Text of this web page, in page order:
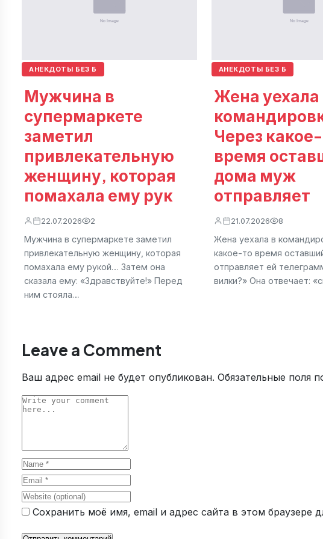
АНЕКДОТЫ БЕЗ Б
Мужчина в
супермаркете
заметил
привлекательную
женщину, которая
помахала ему рук
22.07.2026 2
Мужчина в супермаркете заметил
привлекательную женщину, которая
помахала ему рукой… Затем она
сказала ему: «Здравствуйте!» Перед
ним стояла…
АНЕКДОТЫ БЕЗ Б
Жена уехала
Через
время
дома муж
отправляет
21.07.2026 8
Жена уехала в
какое-то время
отправляет ей
вилки?» Она отвечает:
Leave a Comment
Ваш адрес email не будет опубликован. Обязательные поля
Comment
Name
Email
Website
Сохранить моё имя, email и адрес сайта в этом